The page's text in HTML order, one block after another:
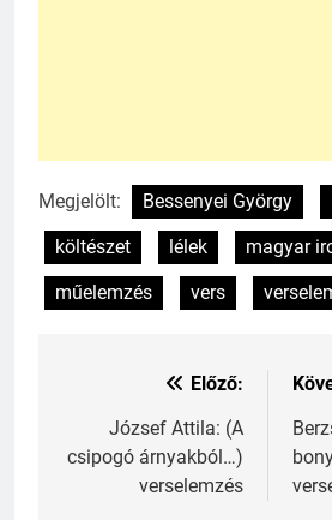
Megjelölt: Bessenyei György
költészet
lélek
magyar
műelemzés
vers
Bejegyzés
navigáció
Előző:
József Attila: (A
csipogó árnyakból…)
verselemzés